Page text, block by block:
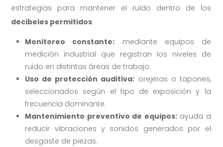
estrategias para mantener el ruido dentro de los
decibeles permitidos:
Monitoreo constante: mediante equipos de
medición industrial que registran los niveles de
ruido en distintas áreas de trabajo.
Uso de protección auditiva: orejeras o tapones,
seleccionados según el tipo de exposición y la
frecuencia dominante.
Mantenimiento preventivo de equipos:ayuda a
reducir vibraciones y sonidos generados por el
desgaste de piezas.